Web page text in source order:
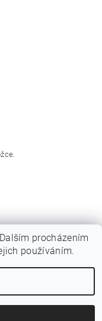
práva vyhrazena
procházením
používáním.